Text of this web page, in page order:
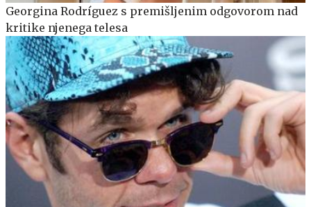
Georgina Rodríguez s premišljenim odgovorom nad
kritike njenega telesa